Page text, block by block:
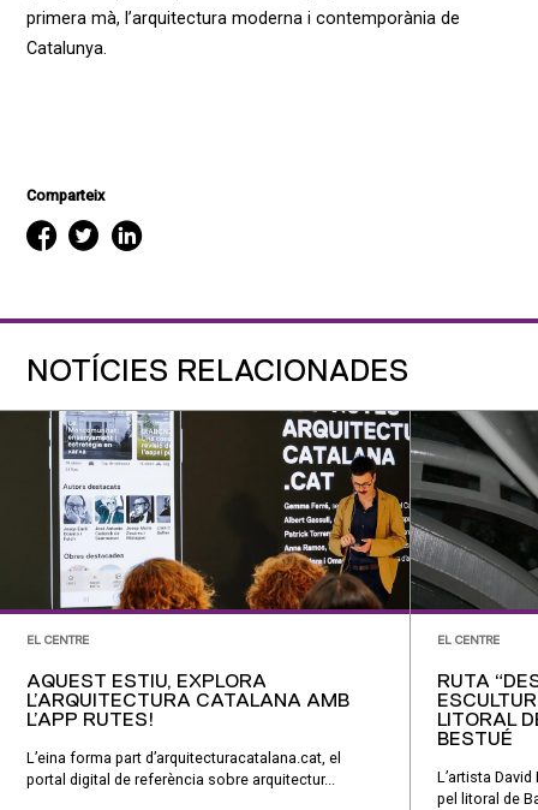
primera mà, l’arquitectura moderna i contemporània de
Catalunya.
Comparteix
NOTÍCIES RELACIONADES
EL CENTRE
AQUEST ESTIU, EXPLORA
L’ARQUITECTURA CATALANA AMB
L’APP RUTES!
L’eina forma part d’arquitecturacatalana.cat, el
portal digital de referència sobre arquitectur...
EL CENTRE
RUTA
LITORAL
BESTUÉ
L’artista
pel litoral de